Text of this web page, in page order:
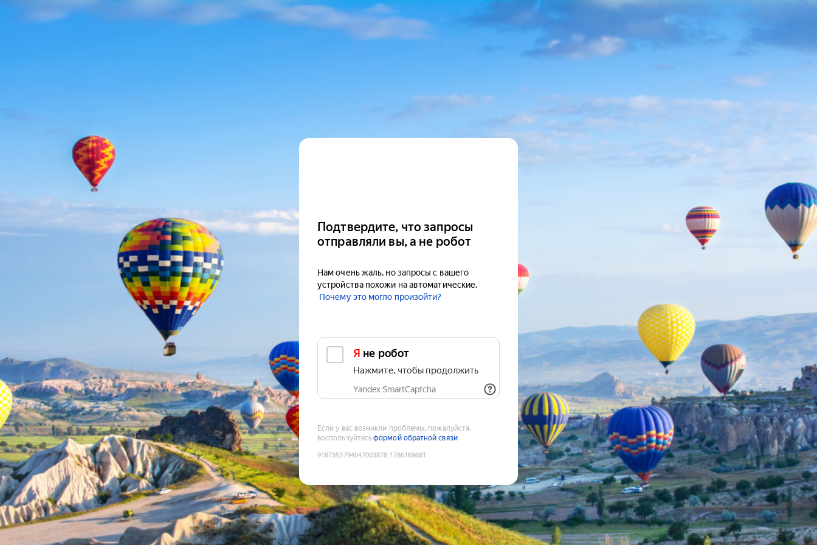
Подтвердите, что запросы
отправляли вы, а не робот
Нам очень жаль, но запросы с вашего
устройства похожи на автоматические.
Почему это могло произойти?
Я не робот
Нажмите, чтобы продолжить
Yandex SmartCaptcha
Если у вас возникли проблемы, пожалуйста,
воспользуйтесьформой обратной связи
9187353794047003878:1786169681